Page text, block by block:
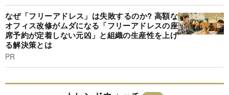
なぜ「フリーアドレス」は失敗するのか? 高額な
オフィス改修がムダになる「フリーアドレスの座
席予約が定着しない元凶」と組織の生産性を上げ
る解決策とは
PR